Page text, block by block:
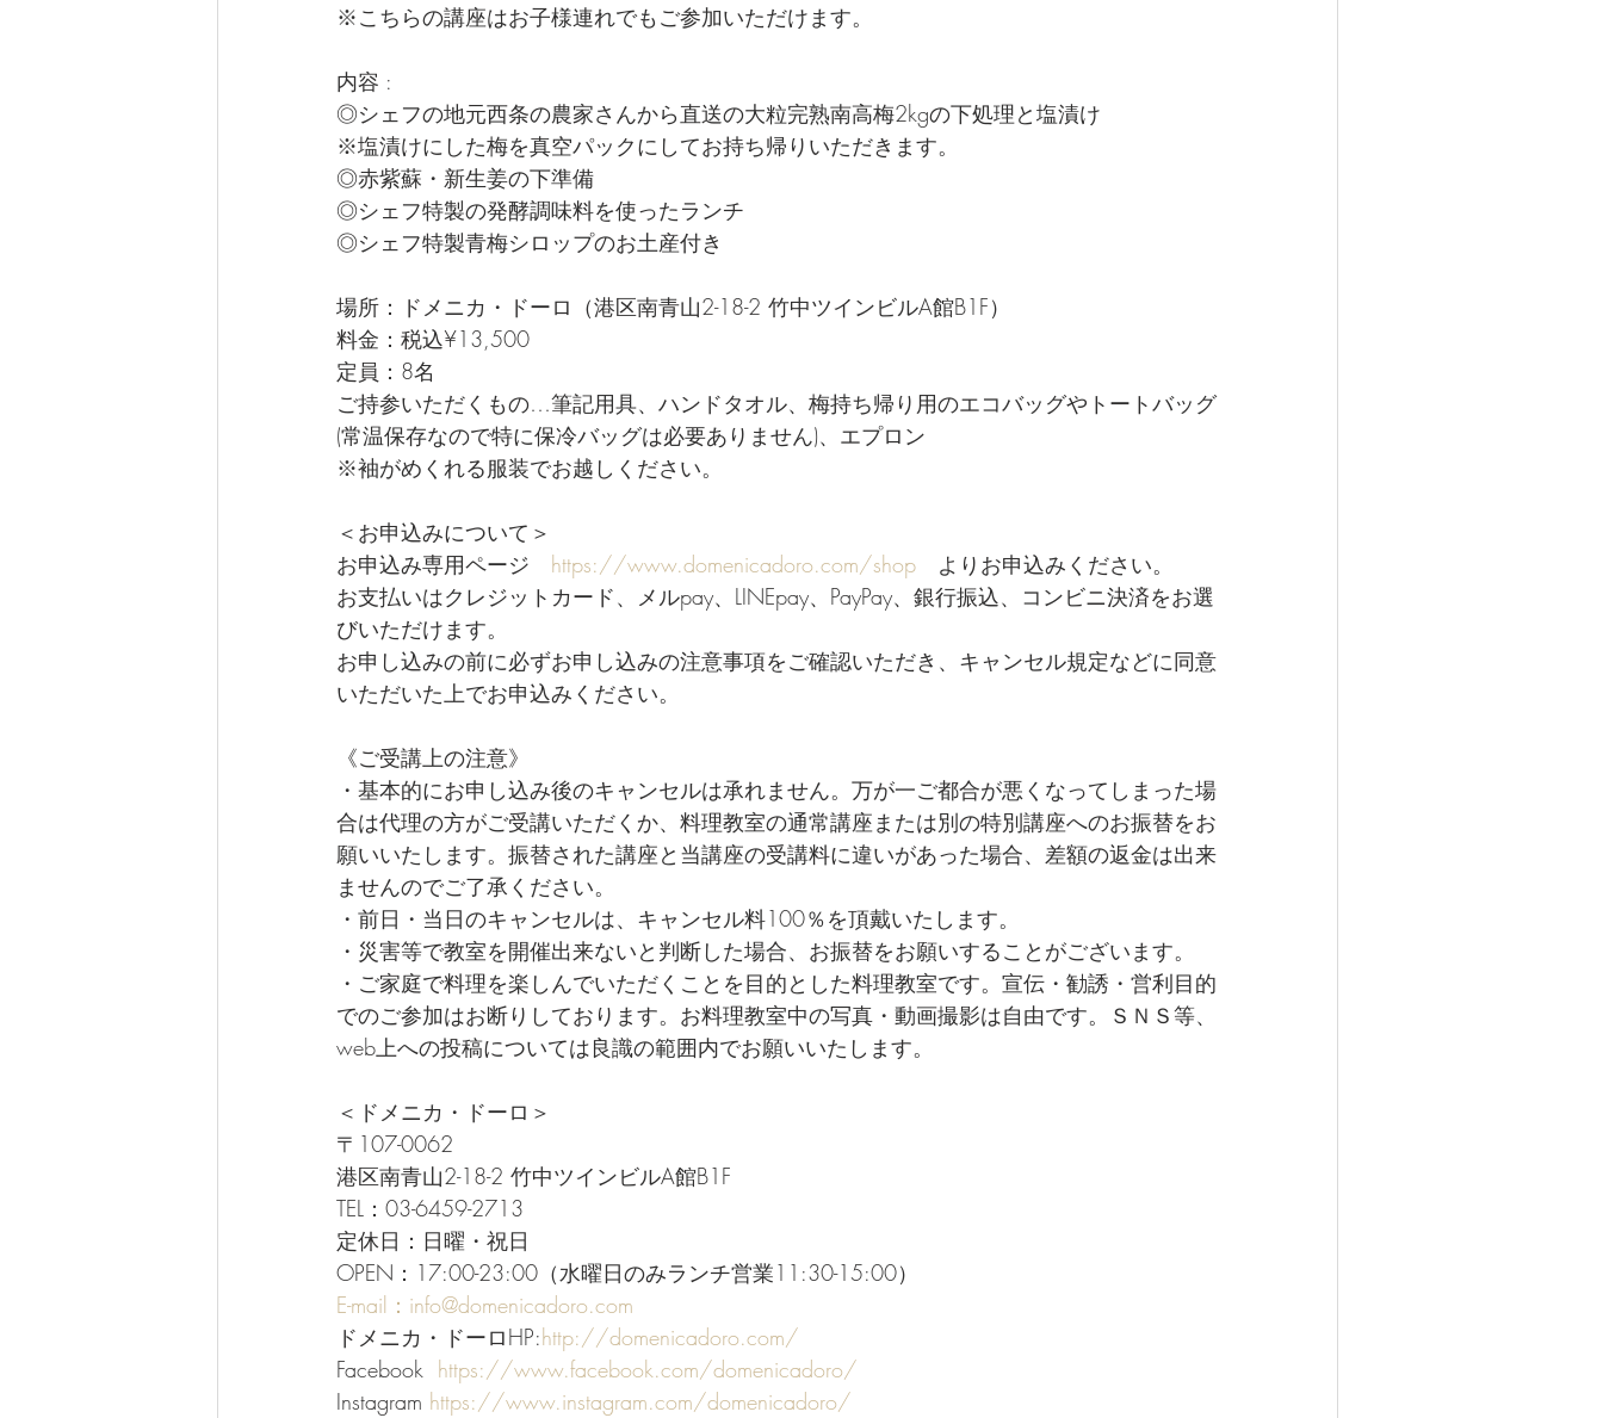
※こちらの講座はお子様連れでもご参加いただけます。
内容 :
◎シェフの地元西条の農家さんから直送の大粒完熟南高梅2kgの下処理と塩漬け
※塩漬けにした梅を真空パックにしてお持ち帰りいただきます。
◎赤紫蘇・新生姜の下準備
◎シェフ特製の発酵調味料を使ったランチ
◎シェフ特製青梅シロップのお土産付き
場所：ドメニカ・ドーロ（港区南青山2-18-2 竹中ツインビルA館B1F）
料金：税込¥13,500
定員：8名
ご持参いただくもの…筆記用具、ハンドタオル、梅持ち帰り用のエコバッグやトートバッグ
(常温保存なので特に保冷バッグは必要ありません)、エプロン
※袖がめくれる服装でお越しください。
＜お申込みについて＞
お申込み専用ページ https://www.domenicadoro.com/shop よりお申込みください。
お支払いはクレジットカード、メルpay、LINEpay、PayPay、銀行振込、コンビニ決済をお選
びいただけます。
お申し込みの前に必ずお申し込みの注意事項をご確認いただき、キャンセル規定などに同意
いただいた上でお申込みください。
《ご受講上の注意》
・基本的にお申し込み後のキャンセルは承れません。万が一ご都合が悪くなってしまった場
合は代理の方がご受講いただくか、料理教室の通常講座または別の特別講座へのお振替をお
願いいたします。振替された講座と当講座の受講料に違いがあった場合、差額の返金は出来
ませんのでご了承ください。
・前日・当日のキャンセルは、キャンセル料100％を頂戴いたします。
・災害等で教室を開催出来ないと判断した場合、お振替をお願いすることがございます。
・ご家庭で料理を楽しんでいただくことを目的とした料理教室です。宣伝・勧誘・営利目的
でのご参加はお断りしております。お料理教室中の写真・動画撮影は自由です。ＳＮＳ等、
web上への投稿については良識の範囲内でお願いいたします。
＜ドメニカ・ドーロ＞
〒107-0062
港区南青山2-18-2 竹中ツインビルA館B1F
TEL：03-6459-2713
定休日：日曜・祝日
OPEN：17:00-23:00（水曜日のみランチ営業11:30-15:00）
E-mail：info@domenicadoro.com
ドメニカ・ドーロHP:http://domenicadoro.com/
Facebook https://www.facebook.com/domenicadoro/
Instagram https://www.instagram.com/domenicadoro/